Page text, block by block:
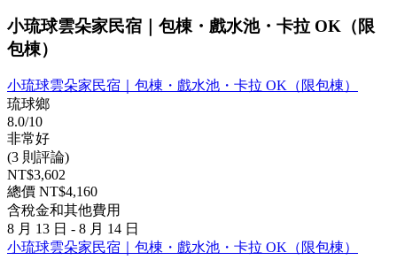
小琉球雲朵家民宿｜包棟・戲水池・卡拉 OK（限
包棟）
小琉球雲朵家民宿｜包棟・戲水池・卡拉 OK（限包棟）
琉球鄉
8.0/10
非常好
(3 則評論)
NT$3,602
總價 NT$4,160
含稅金和其他費用
8 月 13 日 - 8 月 14 日
小琉球雲朵家民宿｜包棟・戲水池・卡拉 OK（限包棟）